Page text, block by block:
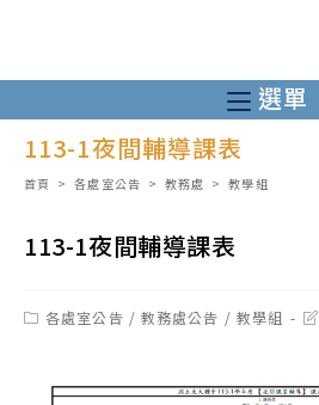
至
主
選單
113-1夜間輔導課表
首頁 > 各處室公告 > 教務處 > 教學組
113-1夜間輔導課表
Post各處室公告 / 教務處公告 / 教學組